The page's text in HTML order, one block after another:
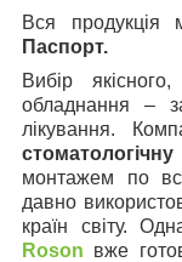
Вся продукція
Паспорт.
Вибір
обладнання –
лікування.
монтажем по
давно
країн світу.
Roson вже